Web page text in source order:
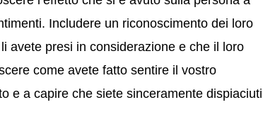
Includere un riconoscimento dei loro
avete presi in considerazione e che il loro
come avete fatto sentire il vostro
e a capire che siete sinceramente dispiaciuti